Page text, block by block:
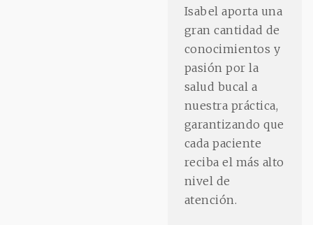
Isabel aporta una
gran cantidad de
conocimientos y
pasión por la
salud bucal a
nuestra práctica,
garantizando que
cada paciente
reciba el más alto
nivel de
atención.